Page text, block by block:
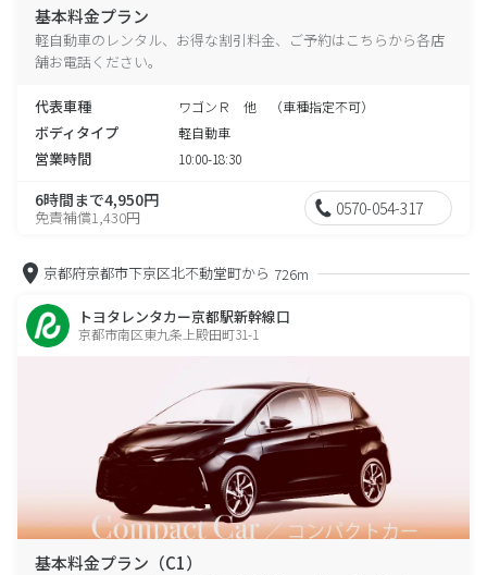
基本料金プラン
軽自動車のレンタル、お得な割引料金、ご予約はこちらから各店
舗お電話ください。
代表車種 ワゴンＲ 他 （車種指定不可）
ボディタイプ 軽自動車
営業時間 10:00-18:30
6時間まで4,950円
免責補償1,430円 0570-054-317
京都府京都市下京区北不動堂町から 726m
トヨタレンタカー京都駅新幹線口
京都市南区東九条上殿田町31-1
基本料金プラン（C1）